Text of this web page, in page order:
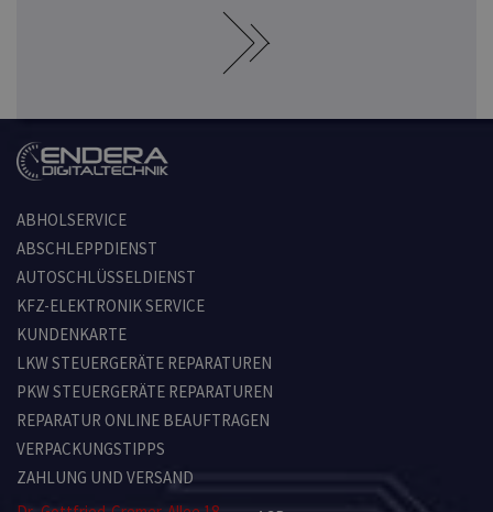
ABHOLSERVICE
ABSCHLEPPDIENST
AUTOSCHLÜSSELDIENST
KFZ-ELEKTRONIK SERVICE
KUNDENKARTE
LKW STEUERGERÄTE REPARATUREN
PKW STEUERGERÄTE REPARATUREN
REPARATUR ONLINE BEAUFTRAGEN
VERPACKUNGSTIPPS
ZAHLUNG UND VERSAND